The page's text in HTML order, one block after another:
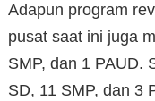
Adapun program
pusat saat ini juga
SMP, dan 1 PAUD.
SD, 11 SMP, dan 3